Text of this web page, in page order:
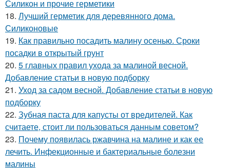
Силикон и прочие герметики
18. Лучший герметик для деревянного дома.
Силиконовые
19. Как правильно посадить малину осенью. Сроки
посадки в открытый грунт
20. 5 главных правил ухода за малиной весной.
Добавление статьи в новую подборку
21. Уход за садом весной. Добавление статьи в новую
подборку
22. Зубная паста для капусты от вредителей. Как
считаете, стоит ли пользоваться данным советом?
23. Почему появилась ржавчина на малине и как ее
лечить. Инфекционные и бактериальные болезни
малины